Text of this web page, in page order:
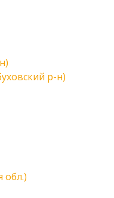
р-н)
обл.)